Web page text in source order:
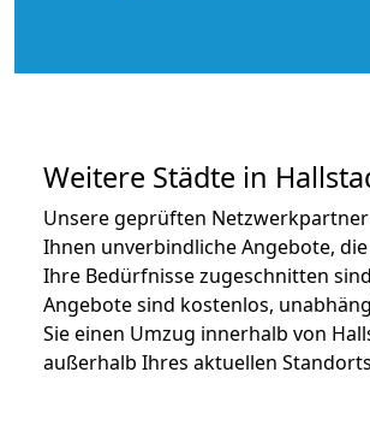
Weitere Städte in
Unsere geprüften
Ihnen unverbindliche Angebote,
Ihre Bedürfnisse zugeschnitten
Angebote sind kostenlos,
Sie einen Umzug innerhalb von
außerhalb Ihres aktuellen